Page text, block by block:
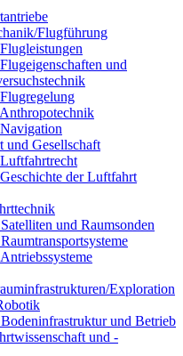
Flugführung
und
Gesellschaft
der Luftfahrt
und Raumsonden
Exploration
und Betrieb
und -